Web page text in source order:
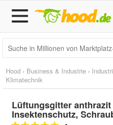
Hood › Business & Industrie ›
Klimatechnik
Lüftungsgitter anthrazit
Insektenschutz,